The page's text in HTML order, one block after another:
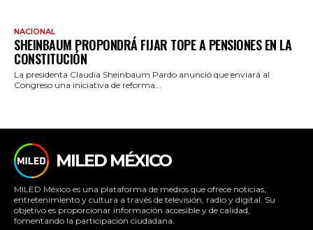
NACIONAL
SHEINBAUM PROPONDRÁ FIJAR TOPE A PENSIONES EN LA
CONSTITUCIÓN
La presidenta Claudia Sheinbaum Pardo anunció que enviará al
Congreso una iniciativa de reforma...
MILED MÉXICO
MILED México es una plataforma de medios que ofrece noticias,
entretenimiento y cultura a través de televisión, radio y digital. Su
objetivo es proporcionar información accesible y de calidad,
fomentando la participación ciudadana.